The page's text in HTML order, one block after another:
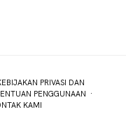
PRIVASI DAN
PENGGUNAAN ·
KAMI